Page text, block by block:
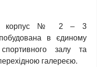
корпус № 2 – 3
в єдиному
залу та
галереєю.